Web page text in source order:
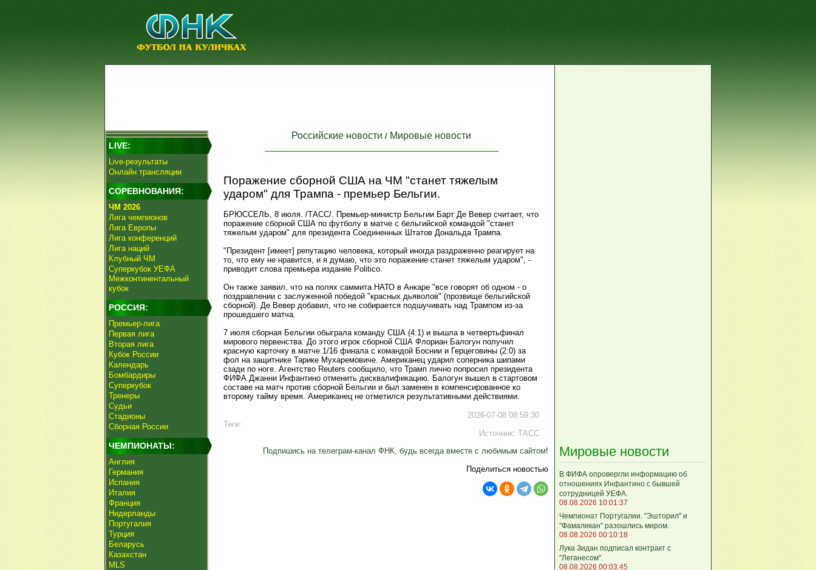
LIVE:
Live-результаты
Онлайн трансляции
СОРЕВНОВАНИЯ:
ЧМ 2026
Лига чемпионов
Лига Европы
Лига конференций
Лига наций
Клубный ЧМ
Суперкубок УЕФА
Межконтинентальный
кубок
РОССИЯ:
Премьер-лига
Первая лига
Вторая лига
Кубок России
Календарь
Бомбардиры
Суперкубок
Тренеры
Судьи
Стадионы
Сборная России
ЧЕМПИОНАТЫ:
Англия
Германия
Испания
Италия
Франция
Нидерланды
Португалия
Турция
Беларусь
Казахстан
MLS
Российские новости / Мировые новости
Поражение сборной США на ЧМ "станет тяжелым
ударом" для Трампа - премьер Бельгии.
БРЮССЕЛЬ, 8 июля. /ТАСС/. Премьер-министр Бельгии Барт Де Вевер считает, что
поражение сборной США по футболу в матче с бельгийской командой "станет
тяжелым ударом" для президента Соединенных Штатов Дональда Трампа.
"Президент [имеет] репутацию человека, который иногда раздраженно реагирует на
то, что ему не нравится, и я думаю, что это поражение станет тяжелым ударом", -
приводит слова премьера издание Politico.
Он также заявил, что на полях саммита НАТО в Анкаре "все говорят об одном - о
поздравлении с заслуженной победой "красных дьяволов" (прозвище бельгийской
сборной). Де Вевер добавил, что не собирается подшучивать над Трампом из-за
прошедшего матча.
7 июля сборная Бельгии обыграла команду США (4:1) и вышла в четвертьфинал
мирового первенства. До этого игрок сборной США Флориан Балогун получил
красную карточку в матче 1/16 финала с командой Боснии и Герцеговины (2:0) за
фол на защитнике Тарике Мухаремовиче. Американец ударил соперника шипами
сзади по ноге. Агентство Reuters сообщило, что Трамп лично попросил президента
ФИФА Джанни Инфантино отменить дисквалификацию. Балогун вышел в стартовом
составе на матч против сборной Бельгии и был заменен в компенсированное ко
второму тайму время. Американец не отметился результативными действиями.
2026-07-08 08:59:30
Теги:
Источник: ТАСС
Подпишись на телеграм-канал ФНК, будь всегда вместе с любимым сайтом!
Поделиться новостью
Мировые новости
В ФИФА опровергли информацию об
отношениях Инфантино с бывшей
сотрудницей УЕФА.
08.08.2026 10:01:37
Чемпионат Португалии. "Эшторил" и
"Фамаликан" разошлись миром.
08.08.2026 00:10:18
Лука Зидан подписал контракт с
"Леганесом".
08.08.2026 00:03:45